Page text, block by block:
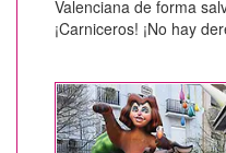
Valenciana de forma
¡Carniceros! ¡No hay